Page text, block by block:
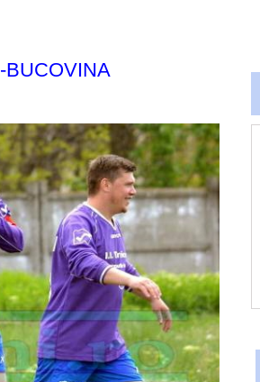
BUCOVINA